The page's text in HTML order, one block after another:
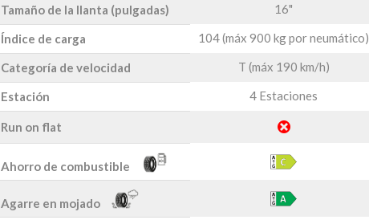
Tamaño de la llanta (pulgadas) 16"
Índice de carga 104 (máx 900 kg por neumático)
Categoría de velocidad T (máx 190 km/h)
Estación 4 Estaciones
Run on flat
Ahorro de combustible
Agarre en mojado